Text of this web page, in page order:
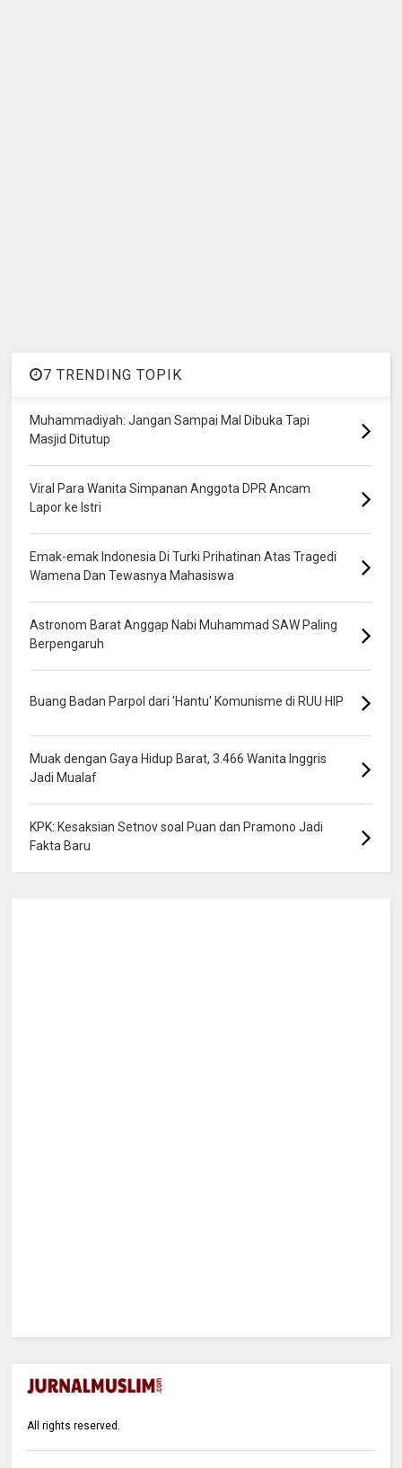
7 TRENDING TOPIK
Muhammadiyah: Jangan Sampai Mal Dibuka Tapi
Masjid Ditutup
Viral Para Wanita Simpanan Anggota DPR Ancam
Lapor ke Istri
Emak-emak Indonesia Di Turki Prihatinan Atas Tragedi
Wamena Dan Tewasnya Mahasiswa
Astronom Barat Anggap Nabi Muhammad SAW Paling
Berpengaruh
Buang Badan Parpol dari 'Hantu' Komunisme di RUU HIP
Muak dengan Gaya Hidup Barat, 3.466 Wanita Inggris
Jadi Mualaf
KPK: Kesaksian Setnov soal Puan dan Pramono Jadi
Fakta Baru
All rights reserved.